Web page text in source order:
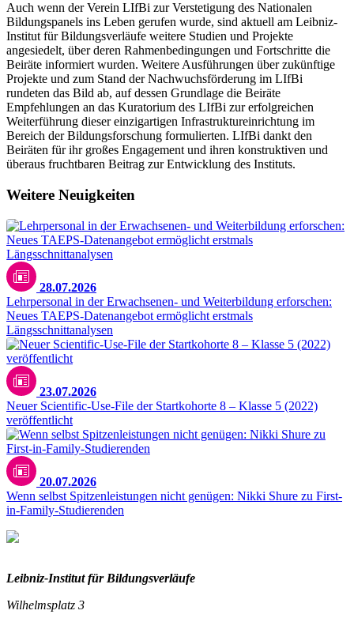
Auch wenn der Verein LIfBi zur Verstetigung des Nationalen
Bildungspanels ins Leben gerufen wurde, sind aktuell am Leibniz-
Institut für Bildungsverläufe weitere Studien und Projekte
angesiedelt, über deren Rahmenbedingungen und Fortschritte die
Beiräte informiert wurden. Weitere Ausführungen über zukünftige
Projekte und zum Stand der Nachwuchsförderung im LIfBi
rundeten das Bild ab, auf dessen Grundlage die Beiräte
Empfehlungen an das Kuratorium des LIfBi zur erfolgreichen
Weiterführung dieser einzigartigen Infrastruktureinrichtung im
Bereich der Bildungsforschung formulierten. LIfBi dankt den
Beiräten für ihr großes Engagement und ihren konstruktiven und
überaus fruchtbaren Beitrag zur Entwicklung des Instituts.
Weitere Neuigkeiten
28.07.2026
Lehrpersonal in der Erwachsenen- und Weiterbildung erforschen:
Neues TAEPS-Datenangebot ermöglicht erstmals
Längsschnittanalysen
23.07.2026
Neuer Scientific-Use-File der Startkohorte 8 – Klasse 5 (2022)
veröffentlicht
20.07.2026
Wenn selbst Spitzenleistungen nicht genügen: Nikki Shure zu First-
in-Family-Studierenden
Leibniz-Institut für Bildungsverläufe
Wilhelmsplatz 3